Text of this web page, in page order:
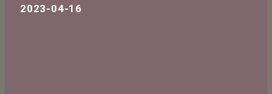
2023-04-16